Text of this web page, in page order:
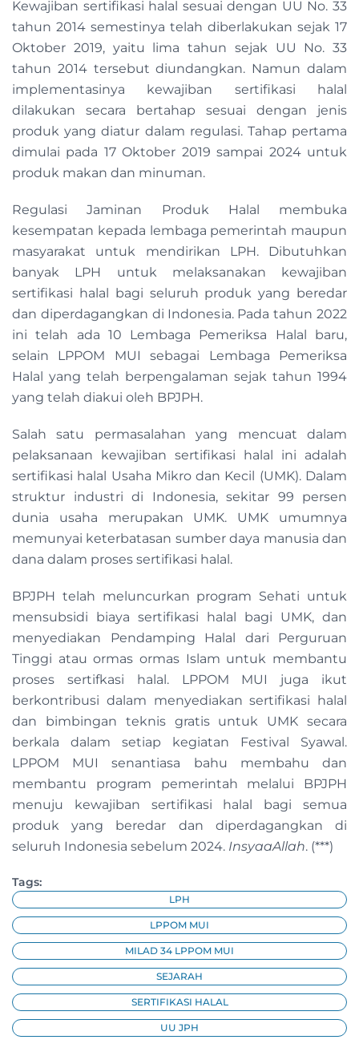
Kewajiban sertifikasi halal sesuai dengan UU No. 33
tahun 2014 semestinya telah diberlakukan sejak 17
Oktober 2019, yaitu lima tahun sejak UU No. 33
tahun 2014 tersebut diundangkan. Namun dalam
implementasinya kewajiban sertifikasi halal
dilakukan secara bertahap sesuai dengan jenis
produk yang diatur dalam regulasi. Tahap pertama
dimulai pada 17 Oktober 2019 sampai 2024 untuk
produk makan dan minuman.
Regulasi Jaminan Produk Halal membuka
kesempatan kepada lembaga pemerintah maupun
masyarakat untuk mendirikan LPH. Dibutuhkan
banyak LPH untuk melaksanakan kewajiban
sertifikasi halal bagi seluruh produk yang beredar
dan diperdagangkan di Indonesia. Pada tahun 2022
ini telah ada 10 Lembaga Pemeriksa Halal baru,
selain LPPOM MUI sebagai Lembaga Pemeriksa
Halal yang telah berpengalaman sejak tahun 1994
yang telah diakui oleh BPJPH.
Salah satu permasalahan yang mencuat dalam
pelaksanaan kewajiban sertifikasi halal ini adalah
sertifikasi halal Usaha Mikro dan Kecil (UMK). Dalam
struktur industri di Indonesia, sekitar 99 persen
dunia usaha merupakan UMK. UMK umumnya
memunyai keterbatasan sumber daya manusia dan
dana dalam proses sertifikasi halal.
BPJPH telah meluncurkan program Sehati untuk
mensubsidi biaya sertifikasi halal bagi UMK, dan
menyediakan Pendamping Halal dari Perguruan
Tinggi atau ormas ormas Islam untuk membantu
proses sertifkasi halal. LPPOM MUI juga ikut
berkontribusi dalam menyediakan sertifikasi halal
dan bimbingan teknis gratis untuk UMK secara
berkala dalam setiap kegiatan Festival Syawal.
LPPOM MUI senantiasa bahu membahu dan
membantu program pemerintah melalui BPJPH
menuju kewajiban sertifikasi halal bagi semua
produk yang beredar dan diperdagangkan di
seluruh Indonesia sebelum 2024. InsyaaAllah. (***)
Tags:
LPH
LPPOM MUI
MILAD 34 LPPOM MUI
SEJARAH
SERTIFIKASI HALAL
UU JPH